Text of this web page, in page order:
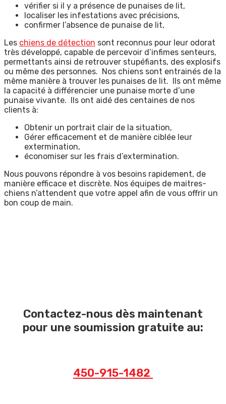
vérifier si il y a présence de punaises de lit,
localiser les infestations avec précisions,
confirmer l’absence de punaise de lit,
Les chiens de détection sont reconnus pour leur odorat
très développé, capable de percevoir d’infimes senteurs,
permettants ainsi de retrouver stupéfiants, des explosifs
ou même des personnes. Nos chiens sont entrainés de la
même manière à trouver les punaises de lit. Ils ont même
la capacité à différencier une punaise morte d’une
punaise vivante. Ils ont aidé des centaines de nos
clients à:
Obtenir un portrait clair de la situation,
Gérer efficacement et de manière ciblée leur
extermination,
économiser sur les frais d’extermination.
Nous pouvons répondre à vos besoins rapidement, de
manière efficace et discrète. Nos équipes de maitres-
chiens n’attendent que votre appel afin de vous offrir un
bon coup de main.
Contactez-nous dès maintenant
pour une soumission gratuite au:
450-915-1482